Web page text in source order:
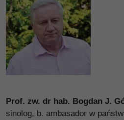
Prof. zw. dr hab. Bogdan J.
sinolog, b. ambasador w